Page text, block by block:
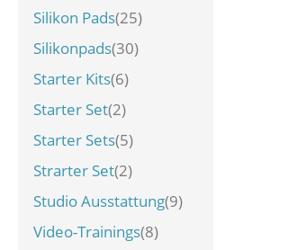
Silikon Pads(25)
Silikonpads(30)
Starter Kits(6)
Starter Set(2)
Starter Sets(5)
Strarter Set(2)
Studio Ausstattung(9)
Video-Trainings(8)